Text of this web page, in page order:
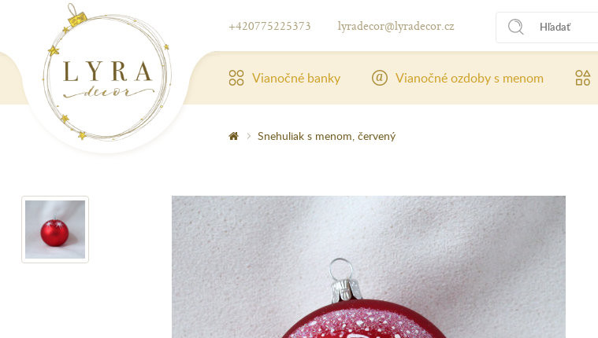
+420775225373 lyradecor@lyradecor.cz
Vianočné banky Vianočné ozdoby s menom
Snehuliak s menom, červený